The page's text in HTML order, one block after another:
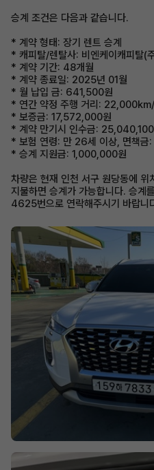
승계 조건은 다음과 같습니다.
* 계약 형태: 장기 렌트 승계
* 캐피탈/렌탈사: 비엔케이캐피탈(
* 계약 기간: 48개월
* 계약 종료일: 2025년 01월
* 월 납입 금: 641,500원
* 연간 약정 주행 거리:
* 보증금: 17,572,000원
* 계약 만기시 인수금:
* 보험 연령: 만 26세 이상, 면책금
* 승계 지원금: 1,000,000원
차량은 현재 인천 서구 원당동에
지불하면 승계가 가능합니다. 승
4625번으로 연락해주시기 바랍니